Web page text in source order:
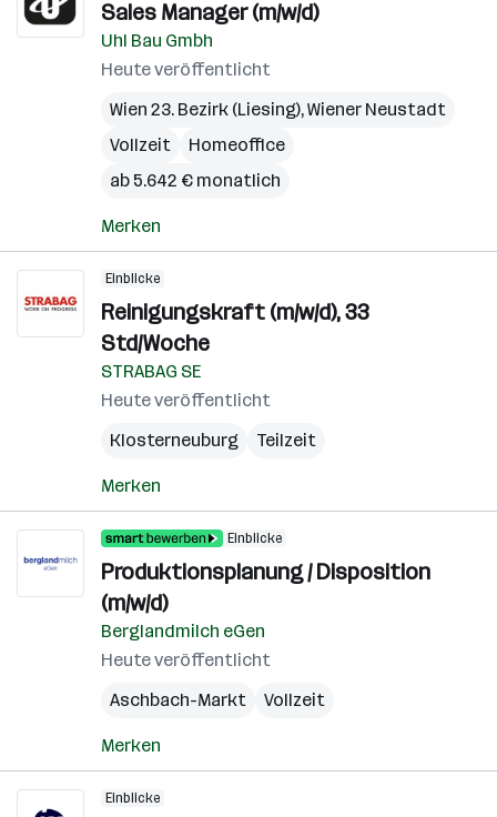
Sales Manager (m/w/d)
Uhl Bau Gmbh
Heute veröffentlicht
Wien 23. Bezirk (Liesing),Wiener Neustadt
Vollzeit
Homeoffice
ab 5.642 € monatlich
Merken
Einblicke
Reinigungskraft (m/w/d), 33
Std/Woche
STRABAG SE
Heute veröffentlicht
Klosterneuburg
Teilzeit
Merken
Einblicke
Produktionsplanung / Disposition
(m/w/d)
Berglandmilch eGen
Heute veröffentlicht
Aschbach-Markt
Vollzeit
Merken
Einblicke